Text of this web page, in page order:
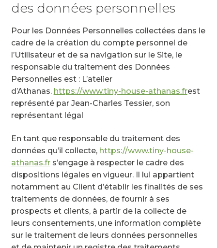
des données personnelles
Pour les Données Personnelles collectées dans le
cadre de la création du compte personnel de
l’Utilisateur et de sa navigation sur le Site, le
responsable du traitement des Données
Personnelles est : L’atelier
d’Athanas. https://www.tiny-house-athanas.frest
représenté par Jean-Charles Tessier, son
représentant légal
En tant que responsable du traitement des
données qu’il collecte, https://www.tiny-house-
athanas.frs’engage à respecter le cadre des
dispositions légales en vigueur. Il lui appartient
notamment au Client d’établir les finalités de ses
traitements de données, de fournir à ses
prospects et clients, à partir de la collecte de
leurs consentements, une information complète
sur le traitement de leurs données personnelles